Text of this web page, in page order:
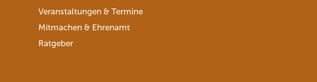
Veranstaltungen & Termine
Mitmachen & Ehrenamt
Ratgeber